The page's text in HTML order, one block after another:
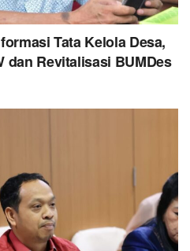
Tata Kelola Desa,
dan Revitalisasi BUMDes